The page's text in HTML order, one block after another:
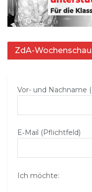
ZdA-
Vor- und Nachname
E‑Mail (Pflichtfeld)
Ich möchte: